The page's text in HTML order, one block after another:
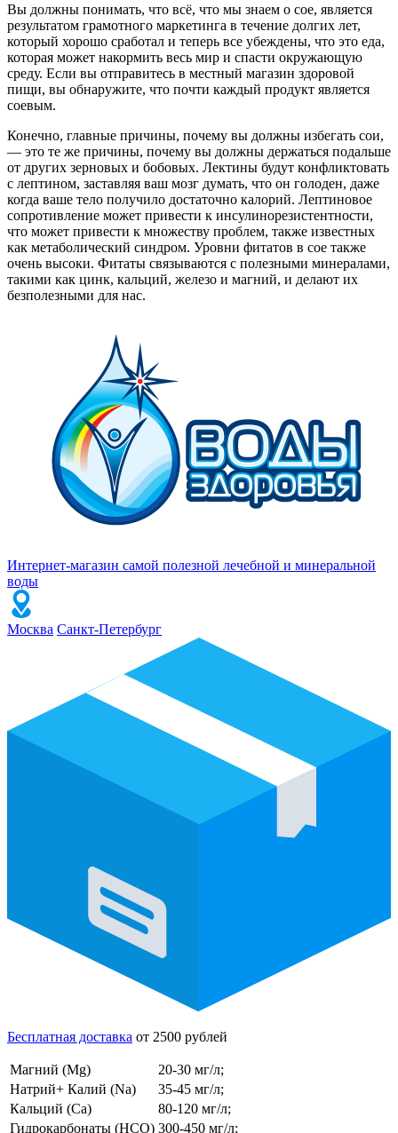
Вы должны понимать, что всё, что мы знаем о сое, является
результатом грамотного маркетинга в течение долгих лет,
который хорошо сработал и теперь все убеждены, что это еда,
которая может накормить весь мир и спасти окружающую
среду. Если вы отправитесь в местный магазин здоровой
пищи, вы обнаружите, что почти каждый продукт является
соевым.
Конечно, главные причины, почему вы должны избегать сои,
— это те же причины, почему вы должны держаться подальше
от других зерновых и бобовых. Лектины будут конфликтовать
с лептином, заставляя ваш мозг думать, что он голоден, даже
когда ваше тело получило достаточно калорий. Лептиновое
сопротивление может привести к инсулинорезистентности,
что может привести к множеству проблем, также известных
как метаболический синдром. Уровни фитатов в сое также
очень высоки. Фитаты связываются с полезными минералами,
такими как цинк, кальций, железо и магний, и делают их
безполезными для нас.
Интернет-магазин самой полезной лечебной и минеральной
воды
Москва Санкт-Петербург
Бесплатная доставка от 2500 рублей
Магний (Mg)
20-30 мг/л;
Натрий+ Калий (Na)
35-45 мг/л;
Кальций (Ca)
80-120 мг/л;
Гидрокарбонаты (HCO) 300-450 мг/л;